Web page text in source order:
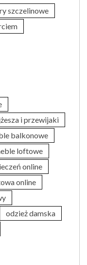
szczelinowe
i przewijaki
balkonowe
loftowe
online
online
odzież damska